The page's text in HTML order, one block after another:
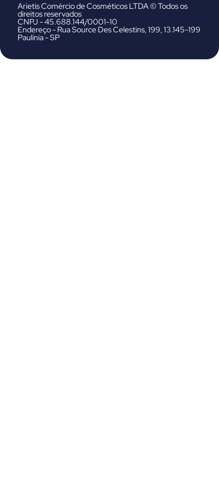
Arietis Comércio de Cosméticos LTDA © Todos os
direitos reservados
CNPJ - 45.688.144/0001-10
Endereço - Rua Source Des Celestins, 199, 13.145-199
Paulínia - SP